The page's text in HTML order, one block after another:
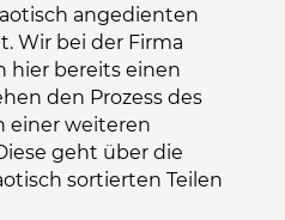
angedienten
Wir bei der Firma
hier bereits einen
den Prozess des
einer weiteren
geht über die
sortierten Teilen